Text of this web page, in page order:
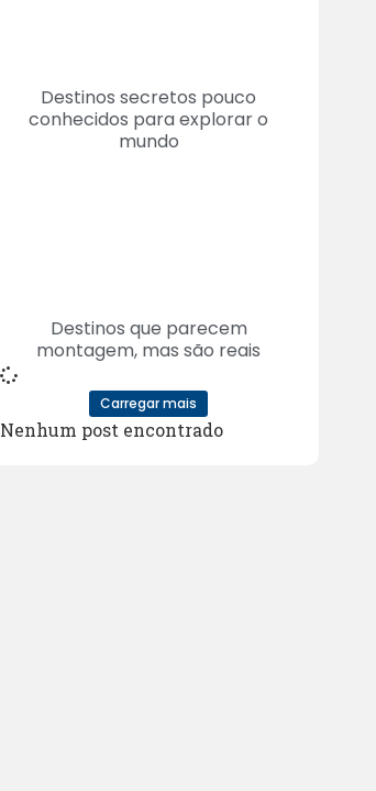
Destinos secretos pouco
conhecidos para explorar o
mundo
Destinos que parecem
montagem, mas são reais
Carregar mais
Nenhum post encontrado